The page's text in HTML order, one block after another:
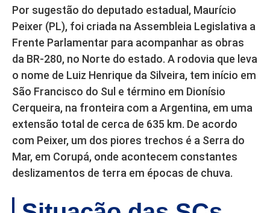
Por sugestão do deputado estadual, Maurício
Peixer (PL), foi criada na Assembleia Legislativa a
Frente Parlamentar para acompanhar as obras
da BR-280, no Norte do estado. A rodovia que leva
o nome de Luiz Henrique da Silveira, tem início em
São Francisco do Sul e término em Dionísio
Cerqueira, na fronteira com a Argentina, em uma
extensão total de cerca de 635 km. De acordo
com Peixer, um dos piores trechos é a Serra do
Mar, em Corupá, onde acontecem constantes
deslizamentos de terra em épocas de chuva.